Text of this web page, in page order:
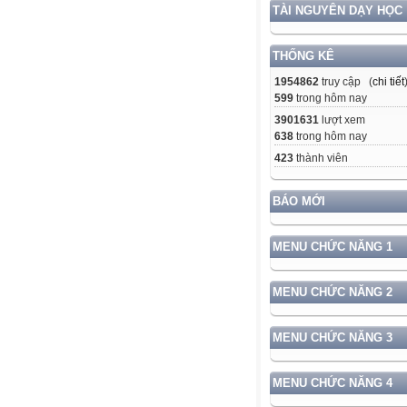
TÀI NGUYÊN DẠY HỌC
THỐNG KÊ
1954862 truy cập (chi tiết)
599 trong hôm nay
3901631 lượt xem
638 trong hôm nay
423 thành viên
BÁO MỚI
MENU CHỨC NĂNG 1
MENU CHỨC NĂNG 2
MENU CHỨC NĂNG 3
MENU CHỨC NĂNG 4